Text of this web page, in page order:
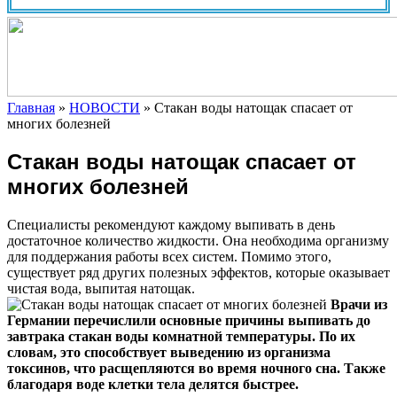
Главная » НОВОСТИ » Стакан воды натощак спасает от
многих болезней
Стакан воды натощак спасает от
многих болезней
Специалисты рекомендуют каждому выпивать в день
достаточное количество жидкости. Она необходима организму
для поддержания работы всех систем. Помимо этого,
существует ряд других полезных эффектов, которые оказывает
чистая вода, выпитая натощак.
Врачи из
Германии перечислили основные причины выпивать до
завтрака стакан воды комнатной температуры. По их
словам, это способствует выведению из организма
токсинов, что расщепляются во время ночного сна. Также
благодаря воде клетки тела делятся быстрее.